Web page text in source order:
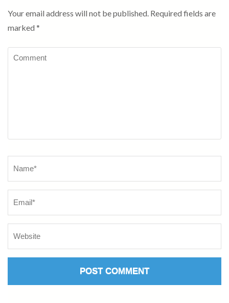
Your email address will not be published. Required fields are
marked *